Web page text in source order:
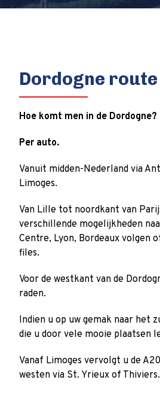
Dordogne route
Hoe komt men in de Dordogne?
Per auto.
Vanuit midden-Nederland via
Limoges.
Van Lille tot noordkant van
verschillende mogelijkheden
Centre, Lyon, Bordeaux volgen
files.
Voor de westkant van de
raden.
Indien u op uw gemak naar het
die u door vele mooie plaatsen
Vanaf Limoges vervolgt u de
westen via St. Yrieux of Thiviers.